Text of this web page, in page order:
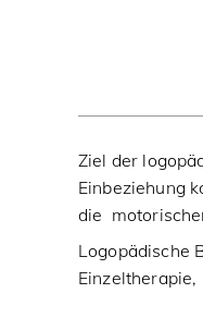
Ziel der
Einbeziehung
die
Logopädische